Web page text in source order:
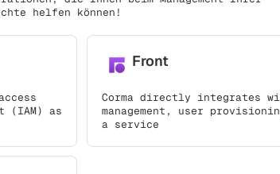
helfen können!
(IAM) as
Front
Corma directly integrates
management, user
a service